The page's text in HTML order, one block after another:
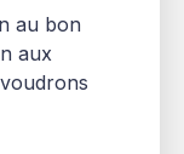
au bon
aux